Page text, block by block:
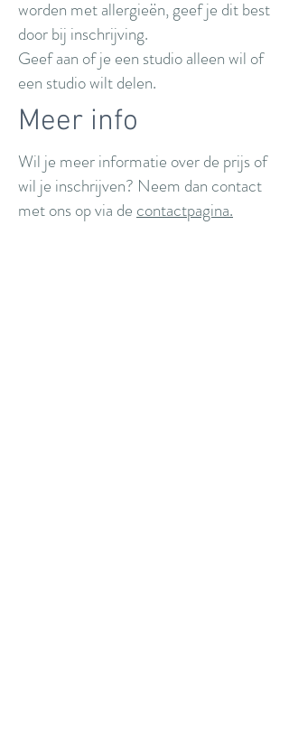
worden met allergieën, geef je dit best
door bij inschrijving.
Geef aan of je een studio alleen wil of
een studio wilt delen.
Meer info
Wil je meer informatie over de prijs of
wil je inschrijven? Neem dan contact
met ons op via de contactpagina.